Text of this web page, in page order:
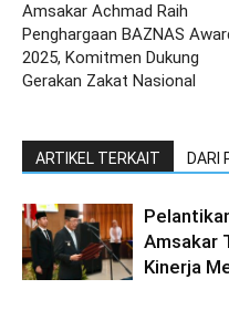
Amsakar Achmad Raih
Penghargaan BAZNAS
2025, Komitmen Dukung
Gerakan Zakat Nasional
ARTIKEL TERKAIT DARI
Amsakar
Kinerja